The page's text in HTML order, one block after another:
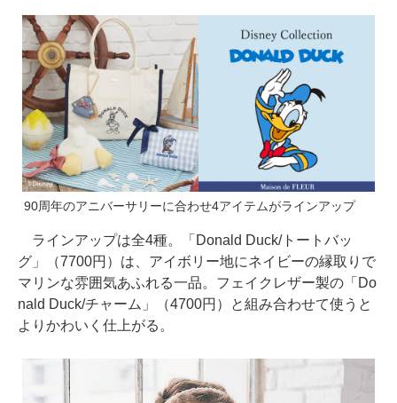
90周年のアニバーサリーに合わせ4アイテムがラインアップ
ラインアップは全4種。「Donald Duck/トートバッ
グ」（7700円）は、アイボリー地にネイビーの縁取りで
マリンな雰囲気あふれる一品。フェイクレザー製の「Do
nald Duck/チャーム」（4700円）と組み合わせて使うと
よりかわいく仕上がる。